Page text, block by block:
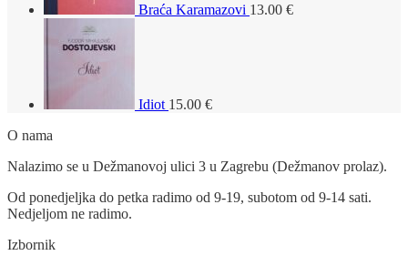
Braća Karamazovi 13.00 €
Idiot 15.00 €
O nama
Nalazimo se u Dežmanovoj ulici 3 u Zagrebu (Dežmanov prolaz).
Od ponedjeljka do petka radimo od 9-19, subotom od 9-14 sati.
Nedjeljom ne radimo.
Izbornik